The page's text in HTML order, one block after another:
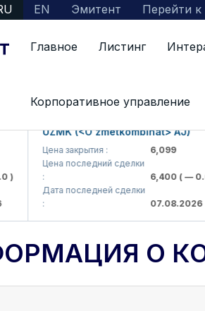
EN Эмитент Перейти к
Главное Листинг
Корпоративное управление
Информация о компании
UZMK (<O'zmetkombinat> AJ)
Цена закрытия :
6,099
Цена последний сделки
6,400( — 0.0 )
Дата последней сделки
07.08.2026
О